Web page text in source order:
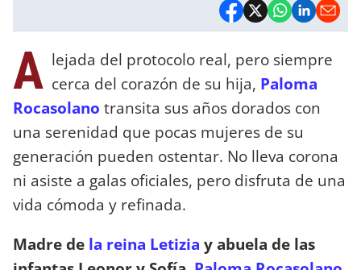
A lejada del protocolo real, pero siempre
cerca del corazón de su hija, Paloma
Rocasolano transita sus años dorados con
una serenidad que pocas mujeres de su
generación pueden ostentar. No lleva corona
ni asiste a galas oficiales, pero disfruta de una
vida cómoda y refinada.
Madre de la reina Letizia y abuela de las